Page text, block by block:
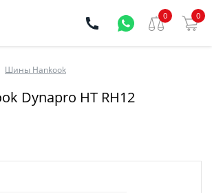
0 0
Шины Hankook
Dynapro HT RH12